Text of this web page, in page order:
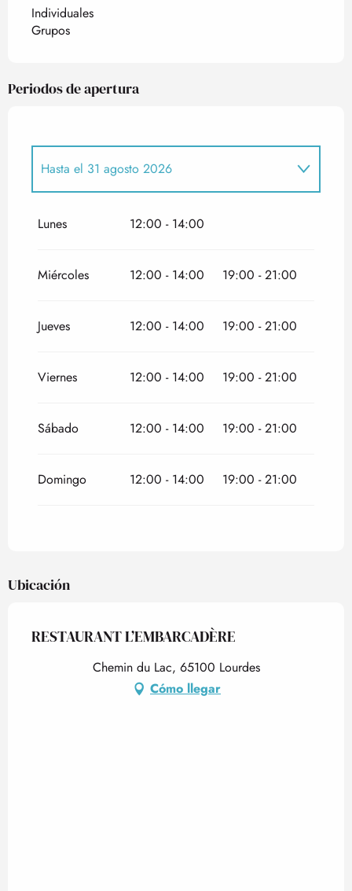
Individuales
Grupos
Periodos de apertura
1 enero 2026al 4 enero 2026
Hasta el 31 agosto 2026
Lunes 12:00 - 14:00
Miércoles 12:00 - 14:00 19:00 - 21:00
Jueves 12:00 - 14:00 19:00 - 21:00
Viernes 12:00 - 14:00 19:00 - 21:00
Sábado 12:00 - 14:00 19:00 - 21:00
Domingo 12:00 - 14:00 19:00 - 21:00
Ubicación
RESTAURANT L’EMBARCADÈRE
Chemin du Lac, 65100 Lourdes
Cómo llegar